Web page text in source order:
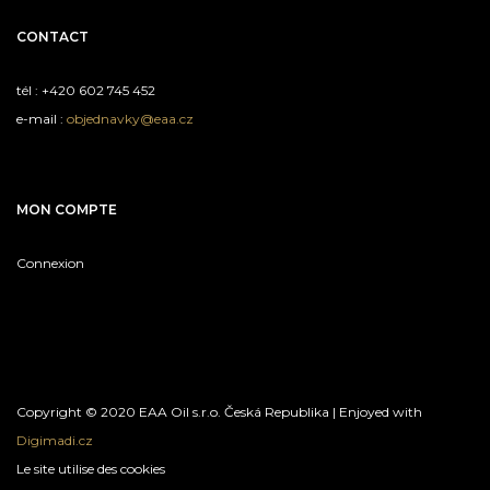
CONTACT
tél : +420 602 745 452
e-mail : objednavky@eaa.cz
MON COMPTE
Connexion
Copyright © 2020 EAA Oil s.r.o. Česká Republika | Enjoyed with
Digimadi.cz
Le site utilise des cookies